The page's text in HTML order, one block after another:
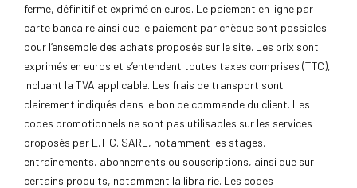
ferme, définitif et exprimé en euros. Le paiement en ligne par
carte bancaire ainsi que le paiement par chèque sont possibles
pour l’ensemble des achats proposés sur le site. Les prix sont
exprimés en euros et s’entendent toutes taxes comprises (TTC),
incluant la TVA applicable. Les frais de transport sont
clairement indiqués dans le bon de commande du client. Les
codes promotionnels ne sont pas utilisables sur les services
proposés par E.T.C. SARL, notamment les stages,
entraînements, abonnements ou souscriptions, ainsi que sur
certains produits, notamment la librairie. Les codes